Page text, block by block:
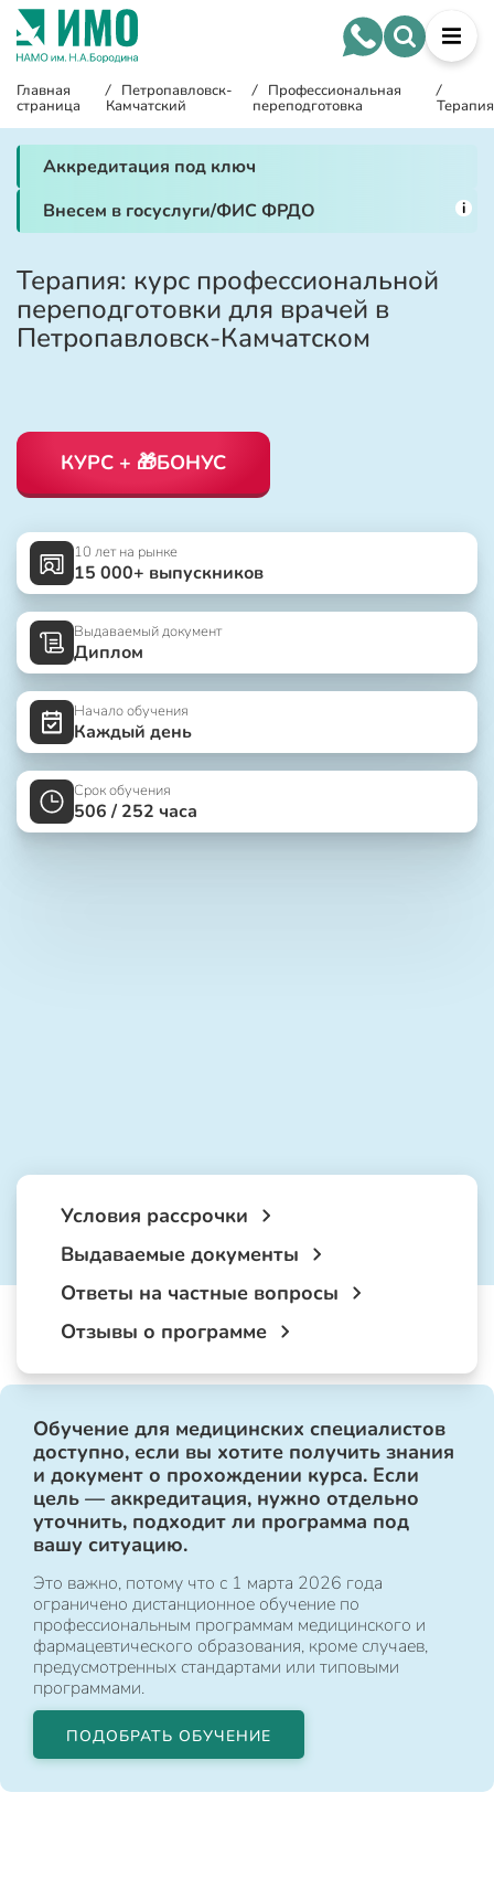
Главная
страница
/ Петропавловск-
Камчатский
/ Профессиональная
переподготовка
/
Терапия
Аккредитация под ключ
Внесем в госуслуги/ФИС ФРДО
i
Терапия: курс профессиональной
переподготовки для врачей в
Петропавловск-Камчатском
КУРС + 🎁БОНУС
10 лет на рынке
15 000+ выпускников
Выдаваемый документ
Диплом
Начало обучения
Каждый день
Срок обучения
506 / 252 часа
Условия рассрочки
Выдаваемые документы
Ответы на частные вопросы
Отзывы о программе
Обучение для медицинских специалистов
доступно, если вы хотите получить знания
и документ о прохождении курса. Если
цель — аккредитация, нужно отдельно
уточнить, подходит ли программа под
вашу ситуацию.
Это важно, потому что с 1 марта 2026 года
ограничено дистанционное обучение по
профессиональным программам медицинского и
фармацевтического образования, кроме случаев,
предусмотренных стандартами или типовыми
программами.
ПОДОБРАТЬ ОБУЧЕНИЕ